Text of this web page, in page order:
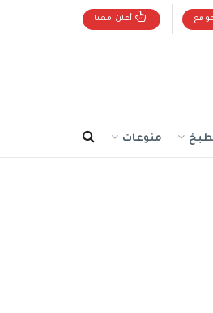
أعلن معنا
منوعات